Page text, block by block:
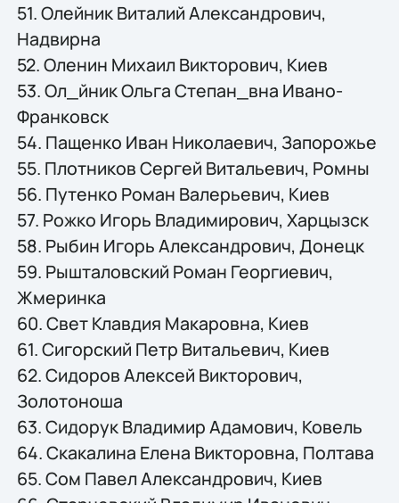
51. Олейник Виталий Александрович,
Надвирна
52. Оленин Михаил Викторович, Киев
53. Ол_йник Ольга Степан_вна Ивано-
Франковск
54. Пащенко Иван Николаевич, Запорожье
55. Плотников Сергей Витальевич, Ромны
56. Путенко Роман Валерьевич, Киев
57. Рожко Игорь Владимирович, Харцызск
58. Рыбин Игорь Александрович, Донецк
59. Рышталовский Роман Георгиевич,
Жмеринка
60. Свет Клавдия Макаровна, Киев
61. Сигорский Петр Витальевич, Киев
62. Сидоров Алексей Викторович,
Золотоноша
63. Сидорук Владимир Адамович, Ковель
64. Скакалина Елена Викторовна, Полтава
65. Сом Павел Александрович, Киев